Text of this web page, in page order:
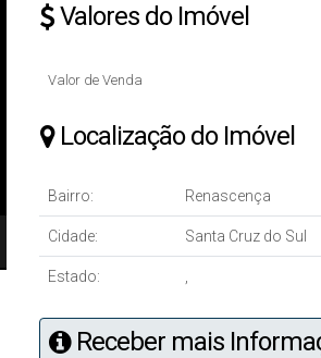
Valores do Imóvel
Valor de Venda
Localização do Imóvel
Bairro: Renascença
Cidade: Santa Cruz do Sul
Estado:
Receber mais